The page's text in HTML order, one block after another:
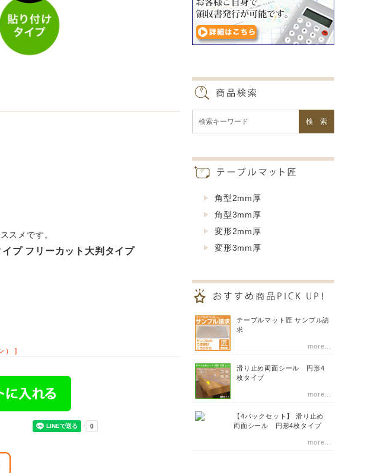
スメです。
プ フリーカット大判タイプ
） ]
角型2mm厚
角型3mm厚
変形2mm厚
変形3mm厚
テーブルマット匠 サンプル請
求
more...
滑り止め両面シール 円形4
枚タイプ
more...
【4パックセット】 滑り止め
両面シール 円形4枚タイプ
more...